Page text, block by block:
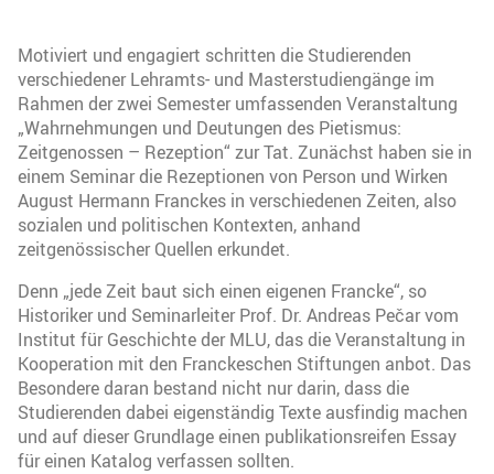
Motiviert und engagiert schritten die Studierenden
verschiedener Lehramts- und Masterstudiengänge im
Rahmen der zwei Semester umfassenden Veranstaltung
„Wahrnehmungen und Deutungen des Pietismus:
Zeitgenossen – Rezeption“ zur Tat. Zunächst haben sie in
einem Seminar die Rezeptionen von Person und Wirken
August Hermann Franckes in verschiedenen Zeiten, also
sozialen und politischen Kontexten, anhand
zeitgenössischer Quellen erkundet.
Denn „jede Zeit baut sich einen eigenen Francke“, so
Historiker und Seminarleiter Prof. Dr. Andreas Pečar vom
Institut für Geschichte der MLU, das die Veranstaltung in
Kooperation mit den Franckeschen Stiftungen anbot. Das
Besondere daran bestand nicht nur darin, dass die
Studierenden dabei eigenständig Texte ausfindig machen
und auf dieser Grundlage einen publikationsreifen Essay
für einen Katalog verfassen sollten.